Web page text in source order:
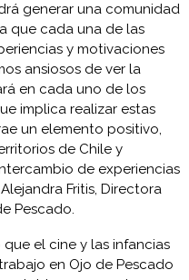
generar una comunidad
que cada una de las
y motivaciones
ansiosos de ver la
en cada uno de los
implica realizar estas
un elemento positivo,
de Chile y
de experiencias
Fritis, Directora
Pescado.
que el cine y las infancias
en Ojo de Pescado